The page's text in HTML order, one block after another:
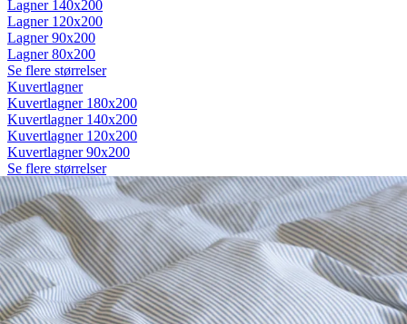
Lagner 140x200
Lagner 120x200
Lagner 90x200
Lagner 80x200
Se flere størrelser
Kuvertlagner
Kuvertlagner 180x200
Kuvertlagner 140x200
Kuvertlagner 120x200
Kuvertlagner 90x200
Se flere størrelser
Faconlagner
Faconlagner 180x200
Faconlagner 140x200
Faconlagner 120x200
Faconlagner 90x200
Se flere størrelser
Øvrige lagner
Flade lagner
Moltonlagner